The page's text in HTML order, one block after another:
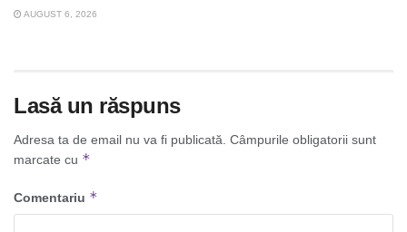
AUGUST 6, 2026
Lasă un răspuns
Adresa ta de email nu va fi publicată. Câmpurile obligatorii sunt
marcate cu *
Comentariu *